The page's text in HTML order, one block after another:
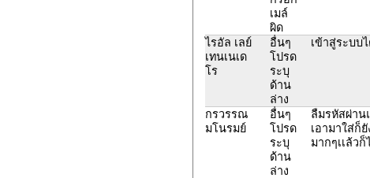
เมล์
ผิด
ไรอัล เลย์
เทนเนเด
โร
อื่นๆ
โปรด
ระบุ
ด้าน
ล่าง
เข้าสู่ระบบ
กรวรรณ
มโนรมย์
อื่นๆ
โปรด
ระบุ
ด้าน
ล่าง
ลืมรหัสผ่าน
เอามาใส่ก็
มากๆเเล้วก็